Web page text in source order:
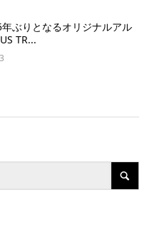
ぶりとなるオリジナルアル
TR...